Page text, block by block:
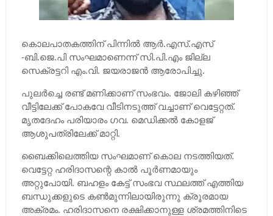
കൊലപാതകത്തിന് പിന്നില്‍ ആര്‍.എസ്.എസ്
-ബി.ജെ.പി സംഘമാണെന്ന് സി.പി.എം ജില്ല
സെക്രട്ടറി എം.വി. ജയരാജന്‍ ആരോപിച്ചു.
പുലര്‍ച്ചെ രണ്ട് മണിക്കാണ് സംഭവം. ജോലി കഴിഞ്ഞ്
വീട്ടിലേക്ക് പോകവേ വീടിനടുത്ത് വച്ചാണ് വെട്ടേറ്റത്.
മൃതദേഹം പരിയാരം ഗവ. മെഡിക്കല്‍ കോളജ്
ആശുപത്രിലേക്ക് മാറ്റി.
ബൈക്കിലെത്തിയ സംഘമാണ് കൊല നടത്തിയത്.
വെട്ടേറ്റ ഹരിദാസന്റെ കാല്‍ പൂര്‍ണമായും
അറ്റുപോയി. ബഹളം കേട്ട് സംഭവ സ്ഥലത്ത് എത്തിയ
ബന്ധുക്കളുടെ കണ്‍മുന്നിലായിരുന്നു ക്രൂരമായ
അക്രമം. ഹരിദാസനെ രക്ഷിക്കാനുള്ള ശ്രമത്തിനിടെ